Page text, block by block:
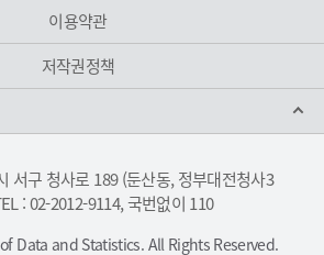
이용약관
저작권정책
서구 청사로 189 (둔산동, 정부대전청사3
: 02-2012-9114, 국번없이 110
Data and Statistics. All Rights Reserved.